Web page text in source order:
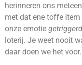
herinneren ons
met dat ene toffe
onze emotie getriggerd
loterij. Je weet nooit
daar doen we het voor.